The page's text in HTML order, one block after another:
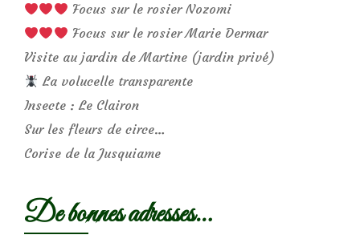
Focus sur le rosier Nozomi
Focus sur le rosier Marie Dermar
Visite au jardin de Martine (jardin privé)
La volucelle transparente
Insecte : Le Clairon
Sur les fleurs de circe…
Corise de la Jusquiame
De bonnes adresses…